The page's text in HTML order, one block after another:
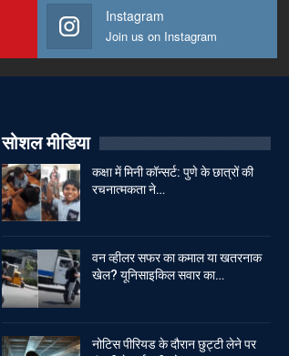
Instagram
Join us on Instagram
सोशल मीडिया
कक्षा में मिनी कॉन्सर्ट: पुणे के छात्रों की
रचनात्मकता ने…
वन व्हीलर सफर का कमाल या खतरनाक
खेल? यूनिसाइकिल सवार का…
नोटिस पीरियड के दौरान छुट्टी लेने पर